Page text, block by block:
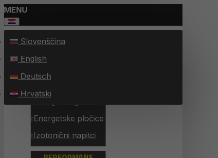
MENU
Slovenščina
English
Deutsch
Hrvatski
Energetske pločice
Izotonični napitci